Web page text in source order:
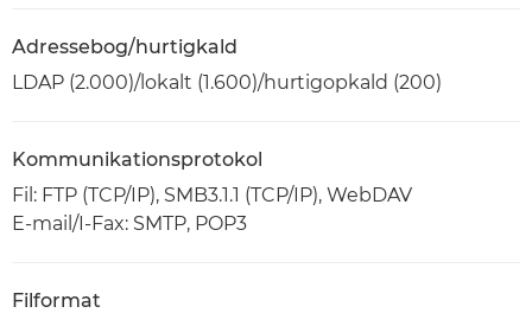
Adressebog/hurtigkald
LDAP (2.000)/lokalt (1.600)/hurtigopkald (200)
Kommunikationsprotokol
Fil: FTP (TCP/IP), SMB3.1.1 (TCP/IP), WebDAV
E-mail/I-Fax: SMTP, POP3
Filformat